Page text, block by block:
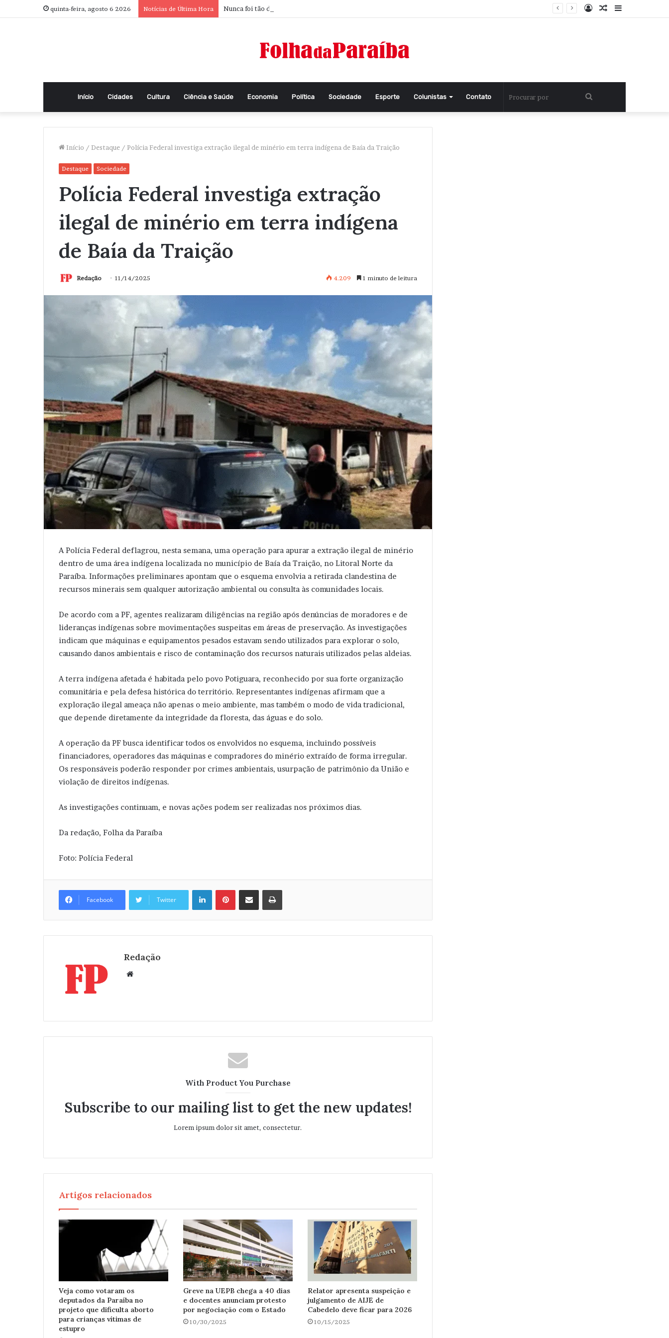
quinta-feira, agosto 6 2026 Notícias de Última Hora Nunca foi tão difícil pensar
Artigo
Entrar
Início Cidades Cultura Ciência e Saúde Economia Política Sociedade Esporte Colunistas Contato Procurar
Início / Destaque / Polícia Federal investiga extração ilegal de minério em terra indígena de Baía da Traição
Destaque Sociedade
Polícia Federal investiga extração
ilegal de minério em terra indígena
de Baía da Traição
Redação 11/14/2025 4.209 1 minuto de leitura
A Polícia Federal deflagrou, nesta semana, uma operação para apurar a extração ilegal de minério
dentro de uma área indígena localizada no município de Baía da Traição, no Litoral Norte da
Paraíba. Informações preliminares apontam que o esquema envolvia a retirada clandestina de
recursos minerais sem qualquer autorização ambiental ou consulta às comunidades locais.
De acordo com a PF, agentes realizaram diligências na região após denúncias de moradores e de
lideranças indígenas sobre movimentações suspeitas em áreas de preservação. As investigações
indicam que máquinas e equipamentos pesados estavam sendo utilizados para explorar o solo,
causando danos ambientais e risco de contaminação dos recursos naturais utilizados pelas aldeias.
A terra indígena afetada é habitada pelo povo Potiguara, reconhecido por sua forte organização
comunitária e pela defesa histórica do território. Representantes indígenas afirmam que a
exploração ilegal ameaça não apenas o meio ambiente, mas também o modo de vida tradicional,
que depende diretamente da integridade da floresta, das águas e do solo.
A operação da PF busca identificar todos os envolvidos no esquema, incluindo possíveis
financiadores, operadores das máquinas e compradores do minério extraído de forma irregular.
Os responsáveis poderão responder por crimes ambientais, usurpação de patrimônio da União e
violação de direitos indígenas.
As investigações continuam, e novas ações podem ser realizadas nos próximos dias.
Da redação, Folha da Paraíba
Foto: Polícia Federal
Facebook Twitter
Linkedin
Redação
i
With Product You Purchase
Subscribe to our mailing list to get the new updates!
Lorem ipsum dolor sit amet, consectetur.
Artigos relacionados
Veja como votaram os
deputados da Paraíba no
projeto que dificulta aborto
para crianças vítimas de
estupro
Greve na UEPB chega a 40 dias
e docentes anunciam protesto
por negociação com o Estado
10/30/2025
Relator apresenta suspeição e
julgamento de AIJE de
Cabedelo deve ficar para 2026
10/15/2025